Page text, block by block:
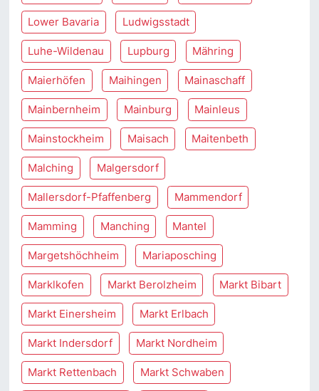
Lower Bavaria Ludwigsstadt
Luhe-Wildenau Lupburg Mähring
Maierhöfen Maihingen Mainaschaff
Mainbernheim Mainburg Mainleus
Mainstockheim Maisach Maitenbeth
Malching Malgersdorf
Mallersdorf-Pfaffenberg Mammendorf
Mamming Manching Mantel
Margetshöchheim Mariaposching
Marklkofen Markt Berolzheim Markt Bibart
Markt Einersheim Markt Erlbach
Markt Indersdorf Markt Nordheim
Markt Rettenbach Markt Schwaben